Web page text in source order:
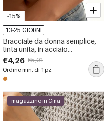
-15%
13-25 GIORNI
Bracciale da donna semplice,
tinta unita, in acciaio
inossidabile, impermeabile,
color oro con strass.
€4,26 €5,01
Ordine min. di 1 pz.
magazzino in Cina